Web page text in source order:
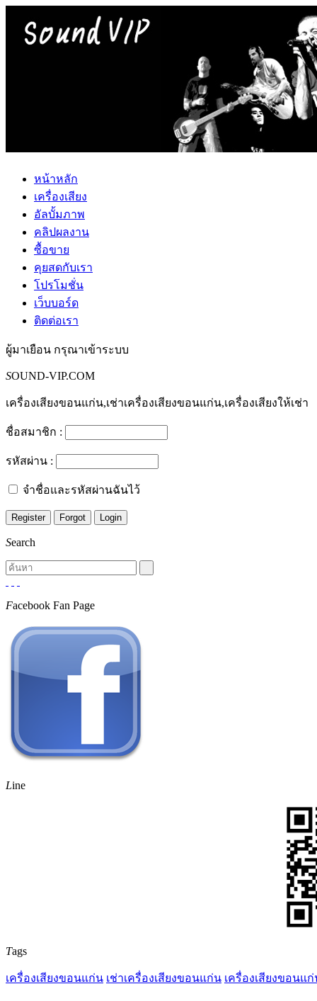
หน้าหลัก
เครื่องเสียง
อัลบั้มภาพ
คลิปผลงาน
ซื้อขาย
คุยสดกับเรา
โปรโมชั่น
เว็บบอร์ด
ติดต่อเรา
ผู้มาเยือน กรุณาเข้าระบบ
SOUND-VIP.COM
เครื่องเสียงขอนแก่น,เช่าเครื่องเสียงขอนแก่น,เครื่องเสียงให้เช่า
ชื่อสมาชิก :
รหัสผ่าน :
จำชื่อและรหัสผ่านฉันไว้
Search
Facebook Fan Page
Line
Tags
เครื่องเสียงขอนแก่น เช่าเครื่องเสียงขอนแก่น เครื่องเสียงขอนแ